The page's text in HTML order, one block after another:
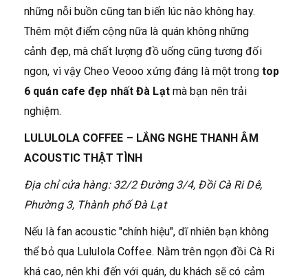
những nỗi buồn cũng tan biến lúc nào không hay.
Thêm một điểm cộng nữa là quán không những
cảnh đẹp, mà chất lượng đồ uống cũng tương đối
ngon, vì vậy Cheo Veooo xứng đáng là một trong top
6 quán cafe đẹp nhất Đà Lạtmà bạn nên trải
nghiệm.
LULULOLA COFFEE – LẮNG NGHE THANH ÂM
ACOUSTIC THẬT TÌNH
Địa chỉ cửa hàng: 32/2 Đường 3/4, Đồi Cà Ri Dê,
Phường 3, Thành phố Đà Lạt
Nếu là fan acoustic "chính hiệu", dĩ nhiên bạn không
thể bỏ qua Lululola Coffee. Nằm trên ngọn đồi Cà Ri
khá cao, nên khi đến với quán, du khách sẽ có cảm